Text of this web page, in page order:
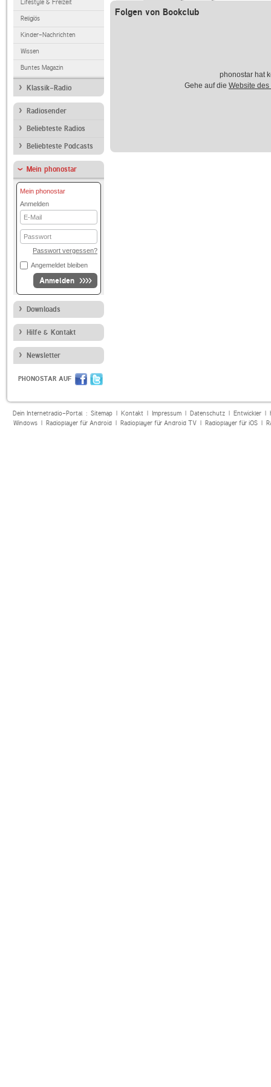
Lifestyle & Freizeit
Religiös
Kinder-Nachrichten
Wissen
Buntes Magazin
Klassik-Radio
Radiosender
Beliebteste Radios
Beliebteste Podcasts
Mein phonostar
Mein phonostar
Anmelden
E-
Mail
Passwort
Passwort vergessen?
Angemeldet bleiben
Anmelden
Downloads
Hilfe & Kontakt
Newsletter
PHONOSTAR AUF
Folgen von Bookclub
phonostar hat
Gehe auf die Website
Dein Internetradio-Portal : Sitemap| Kontakt| Impressum| Datenschutz| Entwickler|
Windows| Radioplayer für Android| Radioplayer für Android TV| Radioplayer für iOS|